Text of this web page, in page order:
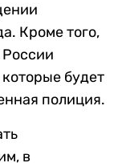
Кроме того,
будет
полиция.
в